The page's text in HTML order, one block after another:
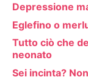
Depressione
Eglefino o
Tutto ciò che
neonato
Sei incinta?